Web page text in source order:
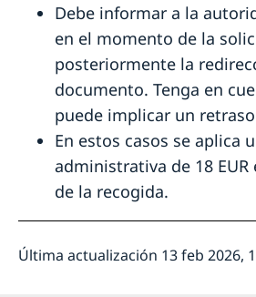
Debe informar a la
en el momento de la
posteriormente la
documento. Tenga en
puede implicar un
En estos casos se aplica
administrativa de 18
de la recogida.
Última actualización 13 feb 2026,